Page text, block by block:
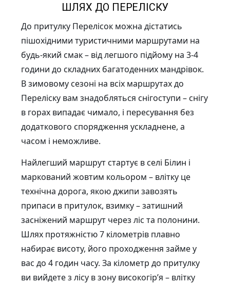
ШЛЯХ ДО ПЕРЕЛІСКУ
До притулку Перелісок можна дістатись
пішохідними туристичними маршрутами на
будь-який смак – від легшого підйому на 3-4
години до складних багатоденних мандрівок.
В зимовому сезоні на всіх маршрутах до
Переліску вам знадобляться снігоступи – снігу
в горах випадає чимало, і пересування без
додаткового спорядження ускладнене, а
часом і неможливе.
Найлегший маршрут стартує в селі Білин і
маркований жовтим кольором – влітку це
технічна дорога, якою джипи завозять
припаси в притулок, взимку – затишний
засніжений маршрут через ліс та полонини.
Шлях протяжністю 7 кілометрів плавно
набирає висоту, його проходження займе у
вас до 4 годин часу. За кілометр до притулку
ви вийдете з лісу в зону високогір’я – влітку